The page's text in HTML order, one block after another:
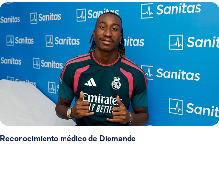
Reconocimiento médico de Diomande